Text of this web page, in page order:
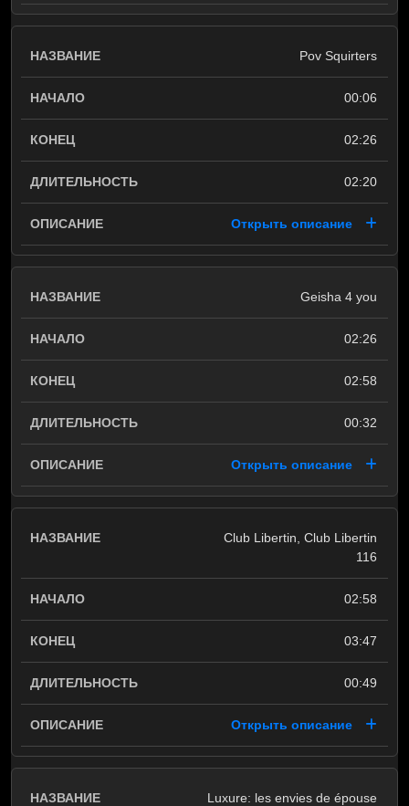
Pov Squirters
00:06
02:26
02:20
Открыть описание
Geisha 4 you
02:26
02:58
00:32
Открыть описание
Club Libertin, Club Libertin
116
02:58
03:47
00:49
Открыть описание
Luxure: les envies de épouse